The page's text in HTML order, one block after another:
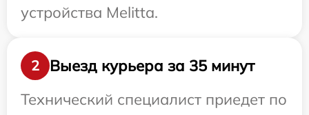
устройства Melitta.
2
Выезд курьера за 35 минут
Технический специалист приедет по